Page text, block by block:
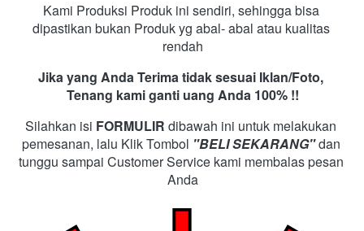
Kami Produksi Produk ini sendiri, sehingga bisa
dipastikan bukan Produk yg abal- abal atau kualitas
rendah
Jika yang Anda Terima tidak sesuai Iklan/Foto,
Tenang kami ganti uang Anda 100% !!
Silahkan isi FORMULIR dibawah ini untuk melakukan
pemesanan, lalu Klik Tombol "BELI SEKARANG"dan
tunggu sampai Customer Service kami membalas pesan
Anda